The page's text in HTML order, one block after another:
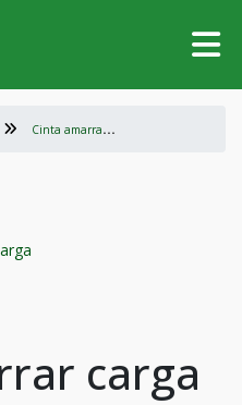
C
inta amarrar carga
carga